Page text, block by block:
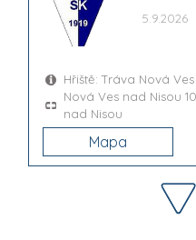
5.9.2026
Hřiště: Tráva Nová Ves
Nová Ves nad Nisou
nad Nisou
Mapa